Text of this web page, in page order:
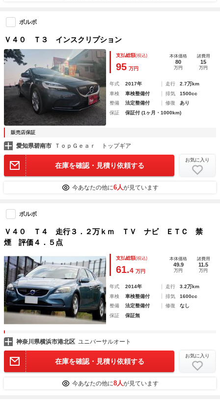
ボルボ
Ｖ４０ Ｔ３ インスクリプション
支払総額(税込)
95 万円
本体価格
80
万円
諸費用
15
万円
年式 2017年 走行
2.7万km
車検
車検整備付 排気
1500cc
整備
法定整備付 修復
あり
保証
保証付 (1ヶ月・1000km)
販売店保証
愛知県碧南市 ＴｏｐＧｅａｒ トップギア
在庫を確認・見積り依頼する
お気に入り
今あなたの他に6人が見ています
ボルボ
Ｖ４０ Ｔ４ 走行３．２万ｋｍ ＴＶ ナビ ＥＴＣ 禁
煙 評価４．５点
支払総額(税込)
61.4 万円
本体価格
49.9
万円
諸費用
11.5
万円
年式 2014年 走行
3.2万km
車検
車検整備付 排気
1600cc
整備
法定整備付 修復
なし
保証
保証無
神奈川県横浜市港北区 ユニバーサルオート
在庫を確認・見積り依頼する
お気に入り
今あなたの他に8人が見ています